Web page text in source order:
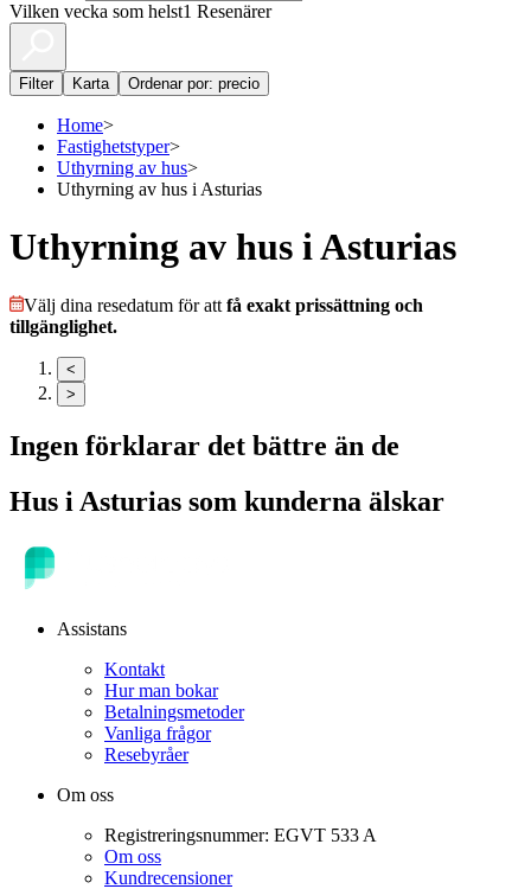
Vilken vecka som helst1 Resenärer
Filter Karta Ordenar por: precio
Home>
Fastighetstyper>
Uthyrning av hus>
Uthyrning av hus i Asturias
Uthyrning av hus i Asturias
Välj dina resedatum för att få exakt prissättning och
tillgänglighet.
<
>
Ingen förklarar det bättre än de
Hus i Asturias som kunderna älskar
Assistans
Kontakt
Hur man bokar
Betalningsmetoder
Vanliga frågor
Resebyråer
Om oss
Registreringsnummer: EGVT 533 A
Om oss
Kundrecensioner